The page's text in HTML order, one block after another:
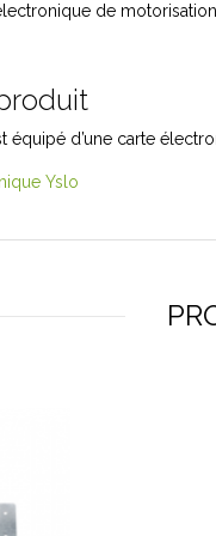
de
équipé d’une carte
Yslo